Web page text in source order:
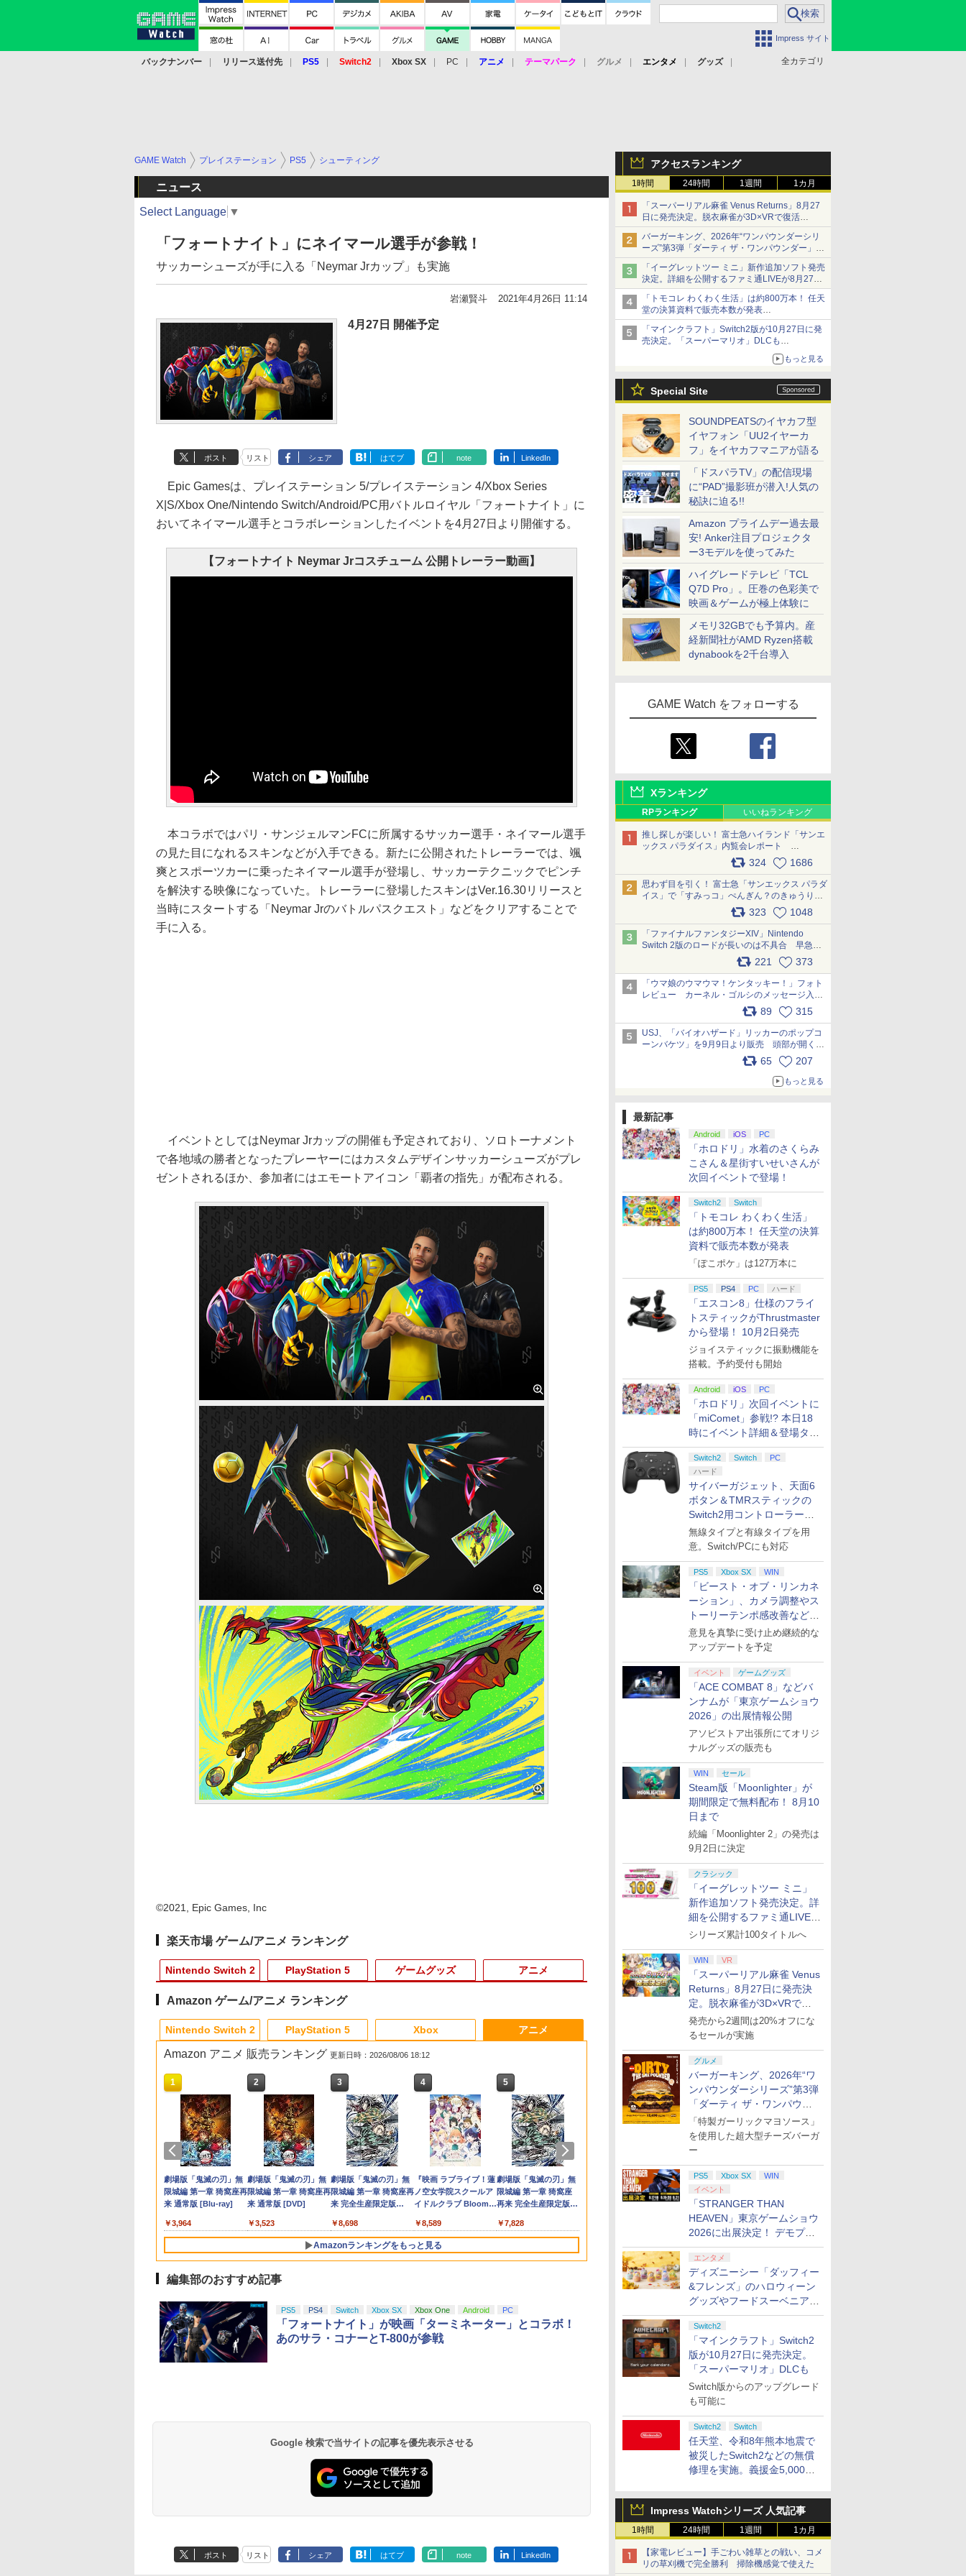
Impress サイト
全カテゴリ
バックナンバー リリース送付先 PS5 Switch2 Xbox SX PC アニメ テーマパーク グルメ エンタメ
グッズ
アクセスランキング
1時間 24時間 1週間 1カ月
「スーパーリアル麻雀 Venus Returns」8月27
日に発売決定。脱衣麻雀が3D×VRで復活
発売から2週間は20%オフになるセールが実施
バーガーキング、2026年“ワンパウンダーシリ
ーズ”第3弾「ダーティ ザ・ワンパウンダー」を
8月7日発売
「特製ガーリックマヨソース」を使用した超大
型チーズバーガー
「イーグレットツー ミニ」新作追加ソフト発売
決定。詳細を公開するファミ通LIVEが8月27日
20時から配信
シリーズ累計100タイトルへ
「トモコレ わくわく生活」は約800万本！ 任天
堂の決算資料で販売本数が発表
「ぽこポケ」は127万本に
「マインクラフト」Switch2版が10月27日に発
売決定。「スーパーマリオ」DLCも
Switch版からのアップグレードも可能に
もっと見る
Special Site
SOUNDPEATSのイヤカフ型
イヤフォン「UU2イヤーカ
フ」をイヤカフマニアが語る
「ドスパラTV」の配信現場
に“PAD”撮影班が潜入!人気の
秘訣に迫る!!
Amazon プライムデー過去最
安! Anker注目プロジェクタ
ー3モデルを使ってみた
ハイグレードテレビ「TCL
Q7D Pro」。圧巻の色彩美で
映画＆ゲームが極上体験に
メモリ32GBでも予算内。産
経新聞社がAMD Ryzen搭載
dynabookを2千台導入
GAME Watch をフォローする
Xランキング
RPランキング いいねランキング
推し探しが楽しい！ 富士急ハイランド「サンエ
ックス パラダイス」内覧会レポート
324 1686
思わず目を引く！ 富士急「サンエックス パラダ
イス」で「すみっコ」ぺんぎん？のきゅうりド
ッグを食べてみた イラストそのままのメニュ
ー化に挑戦。これが意外にもおいしい
pic.x.com/Kgl04hZaeg
323 1048
「ファイナルファンタジーXIV」Nintendo
Switch 2版のロードが長いのは不具合 早急に
アップデートできるよう対応中221 373
「ウマ娘のウマウマ！ケンタッキー！」フォト
レビュー カーネル・ゴルシのメッセージ入り
パッケージや描き下ろしトレカなどが登場
89 315
USJ、「バイオハザード」リッカーのポップコ
ーンバケツ」を9月9日より販売 頭部が開く仕
組み。味は恐怖を堪のう「味噌フレーバー」
65 207
もっと見る
最新記事
Android iOS PC
「ホロドリ」水着のさくらみ
こさん＆星街すいせいさんが
次回イベントで登場！
Switch2 Switch
「トモコレ わくわく生活」
は約800万本！ 任天堂の決算
資料で販売本数が発表
「ぽこポケ」は127万本に
PS5 PS4 PC ハード
「エスコン8」仕様のフライ
トスティックがThrustmaster
から登場！ 10月2日発売
ジョイスティックに振動機能を
搭載。予約受付も開始
Android iOS PC
「ホロドリ」次回イベントに
「miComet」参戦!? 本日18
時にイベント詳細＆登場タレ
ント公開
Switch2 Switch
PC
ハード
サイバーガジェット、天面6
ボタン＆TMRスティックの
Switch2用コントローラーを9
月下旬発売！
無線タイプと有線タイプを用
意。Switch/PCにも対応
PS5 Xbox SX WIN
「ビースト・オブ・リンカネ
ーション」、カメラ調整やス
トーリーテンポ感改善などの
アプデを1週間以内に実施
意見を真摯に受け止め継続的な
アップデートを予定
イベント ゲームグッズ
「ACE COMBAT 8」などバ
ンナムが「東京ゲームショウ
2026」の出展情報公開
アソビストア出張所にてオリジ
ナルグッズの販売も
WIN セール
Steam版「Moonlighter」が
期間限定で無料配布！ 8月10
日まで
続編「Moonlighter 2」の発売は
9月2日に決定
クラシック
「イーグレットツー ミニ」
新作追加ソフト発売決定。詳
細を公開するファミ通LIVEが
8月27日20時から配信
シリーズ累計100タイトルへ
WIN VR
「スーパーリアル麻雀 Venus
Returns」8月27日に発売決
定。脱衣麻雀が3D×VRで復
活
発売から2週間は20%オフにな
るセールが実施
グルメ
バーガーキング、2026年“ワ
ンパウンダーシリーズ”第3弾
「ダーティ ザ・ワンパウン
ダー」を8月7日発売
「特製ガーリックマヨソース」
を使用した超大型チーズバーガ
ー
PS5 Xbox SX
WIN
イベント
「STRANGER THAN
HEAVEN」東京ゲームショウ
2026に出展決定！ デモプレ
イや体験型展示も
エンタメ
ディズニーシー「ダッフィー
&フレンズ」のハロウィーン
グッズやフードスーベニアが
8月25日より発売
Switch2
「マインクラフト」Switch2
版が10月27日に発売決定。
「スーパーマリオ」DLCも
Switch版からのアップグレード
も可能に
Switch2 Switch
任天堂、令和8年熊本地震で
被災したSwitch2などの無償
修理を実施。義援金5,000万
Impress Watchシリーズ 人気記事
1時間 24時間 1週間 1カ月
【家電レビュー】手ごわい雑草との戦い、コメ
リの草刈機で完全勝利 掃除機感覚で使えた
GAME Watch プレイステーション PS5 シューティング
ニュース
Select Language ▼
「フォートナイト」にネイマール選手が参戦！
サッカーシューズが手に入る「Neymar Jrカップ」も実施
岩瀬賢斗 2021年4月26日 11:14
4月27日 開催予定
ポスト リスト シェア はてブ note LinkedIn
Epic Gamesは、プレイステーション 5/プレイステーション 4/Xbox Series
X|S/Xbox One/Nintendo Switch/Android/PC用バトルロイヤル「フォートナイト」に
おいてネイマール選手とコラボレーションしたイベントを4月27日より開催する。
【フォートナイト Neymar Jrコスチューム 公開トレーラー動画】
本コラボではパリ・サンジェルマンFCに所属するサッカー選手・ネイマール選手
の見た目になれるスキンなどが入手できる。新たに公開されたトレーラーでは、颯
爽とスポーツカーに乗ったネイマール選手が登場し、サッカーテクニックでピンチ
を解決する映像になっていた。トレーラーに登場したスキンはVer.16.30リリースと
当時にスタートする「Neymar Jrのバトルパスクエスト」などをクリアすることで
手に入る。
イベントとしてはNeymar Jrカップの開催も予定されており、ソロトーナメント
で各地域の勝者となったプレーヤーにはカスタムデザインサッカーシューズがプレ
ゼントされるほか、参加者にはエモートアイコン「覇者の指先」が配布される。
©2021, Epic Games, Inc
楽天市場 ゲーム/アニメ ランキング
Nintendo Switch 2
1
eFootball(TM) Kick-
Off! 【Switch2】
RL205-J1
￥3,600
2
アンサー Switch2/PC
用 miniコントローラ
ー ブラック [ANS-
SW200BK]
￥4,370
3
ドラゴンクエストXI
過ぎ去りし時を求めて
S Switch2版
￥4,930
4
ホリ Switch2 星のカー
ビィ ぬいポーチ for
Nintendo Switch 2 カ
ービィ
￥4,980
スクウェア・エニック
ス 【Switch2】FINAL
FANTASY VII
REBIRTH [POT-P-
ABMTA NSW2 ファイ
ナルファンタジ-7 リ
バ-ス]
￥5,920
ペルソナ3 リロード
7
ゼノブレイド ディフィ
ニティブ・エディショ
￥6,480
8
スプラトゥーン レイダ
ース [Nintendo
￥6,550
PlayStation 5
1
PS5 スティックカバー
コントローラー 交換用
スティックキャップ
PS4 コントローラー /
PS5 コントローラー /
PS5 コントローラー
Edge ハンドル 交換用
周辺機器 ホコリ防止 全
取付簡単 DualSense
ック 2個入
￥630
2
SALE プロフリーク チ
ーキー フリーク2 限定
クリアカラー PRO
FREAK Cheeky モデル
V2 PS5 PS4 NS pro凹
型 FPS 無段階高さ調節
profreek PS4 PS5
nintendo switchプロ
のみ送料無料】しまリ
ス堂※箱壊れによる返
品交換はお受けできま
￥2,490
3
がんばれゴエモン大集
合！ PS5版
￥4,889
4
【店内全品P10倍 8/4〜
要エントリー】【中
古】[PS5] Clair
Obscur: Expedition
33(クレール・オブスキ
ュール:エクスペディシ
ョン 33) Kepler
Interactive(20250424)
￥5,580
コナミデジタルエンタ
テインメント 【封入特
典付】【PS5】METAL
GEAR SOLID:
MASTER
COLLECTION Vol.2
[ELJM-30900 PS5 メタ
ルギアソリッド マス
￥5,610
ファイナルファンタジ
7
【特典】ドラゴンクエ
ストI＆II PS5版(40周
￥6,602
8
【中古】 ゲームソフト
通常版 バイオハザード
ELJM-30814【飾磨
店】【代金引換不可・
ト投函】
￥6,680
ゲームグッズ
1
【中古】劇場版マクロ
スF~イツワリノウタヒ
メ~ Blu-ray Disc (PS3
専用ソフト収録) ハイ
ブリッドパック
￥386
2
Newスーパーマリオブ
ラザーズWii ノコノコ
エアホッケー
￥1,254
3
ペルソナ5 ザ・ロイヤ
ル 主人公×ぶくぶ ぬ
いぐるみマスコット
07.魅力 ランク1
￥2,200
4
Switch2 ケース スイッ
チ2 Nintendo 対応 ス
イッチ スイッチツー
名入れ かわいい ニン
テンドースイッチ カバ
ー ポーチ switch Lite
新型 本体 ジョイコン
ソフト ケーブル 収納
ス ギフト クリスマス
プレゼント 送料無料
￥1,300
ゲーム機 本体 脳を鍛
える大人の娯楽ゲーム
4タイトル収録 HDMI
差すだけ ワイヤレスコ
ントローラー 付き 麻
雀 将棋 脳トレ ゲーム
イーハトーヴォ物語 サ
ラブレッドブリーダー
便送料無料】
￥4,980
【送料無料】【新品】ゼルダの伝説 ブレスオブザワイルド
-Nintendo Switch【任天堂】
7
[Switch 2] ぽこ あ ポケモン エキスパンショ
ンロード版）※3,200ポイントまでご利用可
アニメ
1
【中古】ファインディ
ング・ドリー
MovieNEX [純正ブルー
レイ＋純正ケース]
￥1,080
2
【中古】【未使用品】
塔の上のラプンツェル
[DVDのみ]
￥3,280
3
宮崎駿と青サギと… ～
「君たちはどう生きる
か」への道～【Blu-
ray】 [ (ドキュメンタ
リー) ]
￥3,722
4
アニプレックス ブル
ーレイディスク 劇場
版「鬼滅の刃」無限列
車編 通常版
￥4,400
羅小黒戦記2 ぼくらが
望む未来(通常版)
【Blu-ray】 [ 花澤香菜
￥4,976
この世界の（さらにい
7
OVA版ロードス島戦記
デジタルリマスター
【Blu-ray】 [ 草尾毅 ]
￥10,560
8
【楽天ブックス限定配
送BOX】【楽天ブック
刃」無限城編 第一章 猗
窩座再来(完全生産限定
+イベント抽選権+描き
下ろし色紙) [ 吾峠呼世
晴 ]
￥11,000
Amazon ゲーム/アニメ ランキング
Nintendo Switch 2
1
スプラトゥーン レイダ
ース|オンラインコード
版
￥5,832
2
スプラトゥーン レイダ
ース -Switch2
￥6,455
3
Nintendo Switch 2(日
本語・国内専用)
￥55,603
4
ニンテンドープリペイ
ド番号 9000円|オンラ
インコード版
￥9,000
5
ニンテンドープリペイ
ド番号 5000円|オンラ
インコード版
￥5,000
ニンテンドープリペイ
ド番号 1000円|オンラ
インコード版
ニンテンドープリペイ
ド番号 500円|オンライ
ンコード版
￥500
ニンテンドープリペイ
インコード版
￥2,000
PlayStation 5
1
PlayStation 5 デジタ
ル・エディション 日本
語専用 Console
only (CFI-2200B01)
￥55,000
2
Beast of
Reincarnation -PS5
【特典】プロダクトコ
￥7,286
3
【純正品】ディスクド
ライブ(CFI-ZDD1J)
PlayStation 5
￥11,849
4
【純正品】DualSense
ワイヤレスコントロー
ラー ミッドナイト ブ
￥10,737
5
【純正品】DualSense
ワイヤレスコントロー
ラー(CFI-ZCT2J)
￥10,737
プレイステーション ス
トアチケット 10,000円|
オンラインコード版
【PS5】進撃の巨人３
【メーカー特典あり】
【早期購入特典】「キ
ャラクターエディット
パーツ：自由の翼パー
カー」DLC 同梱
￥9,680
PlayStation 5 デジタ
語専用 (CFI-2200B01)
+ ディスクドライブ
(CFI-ZDD1J) セット
￥66,849
Xbox
1
【純正品】Xbox ワイ
ヤレス コントローラー
+ USB-C® ケーブル
￥8,300
2
Xbox プリペイドカー
ド 5,000円 デジタルコ
ード 【旧 Xbox ギフト
コード]
￥5,000
3
【純正品】Xbox ワイ
ヤレス コントローラー
(ロボット ホワイト)
￥7,681
4
【純正品】Xbox 充電
式バッテリー + USB-C
ケーブル
￥2,618
5
【純正品】Xbox ワイ
ヤレス コントローラー
(カーボンブラック)
￥8,020
【純正品】Xbox Elite
ワイヤレス コントロー
ラー Series 2 Core
【国内正規品】
Thrustmaster スラス
トマスター TH8S シフ
ター - PC、PS4、
PS5、PS5 Pro、Xbox
One、Xbox Series X|S
対応の高精度 H パター
ン シフター
￥14,141
Xbox プリペイドカー
ード 【旧 Xbox ギフト
カード】 [オンライン
コード]
￥2,000
アニメ
Amazon アニメ 販売ランキング 更新日時：2026/08/06 18:12
1
劇場版「鬼滅の刃」無
限城編 第一章 猗窩座再
来 通常版 [Blu-ray]
￥3,964
2
劇場版「鬼滅の刃」無
限城編 第一章 猗窩座再
来 通常版 [DVD]
￥3,523
3
劇場版「鬼滅の刃」無
限城編 第一章 猗窩座再
来 完全生産限定版
￥8,698
4
『映画 ラブライブ！蓮
ノ空女学院スクールア
イドルクラブ Bloom
ray（特装限定版）
￥8,589
5
劇場版「鬼滅の刃」無
限城編 第一章 猗窩座
再来 完全生産限定版
￥7,828
ヤマトよ永遠に
REBEL3199 7 [Blu-
【Amazon.co.jp限
定】劇場版「僕の心の
ヤバイやつ」 Blu-
ray（Amazon.co.jp特
典：Blu-rayスリーブケ
ース） [Blu-ray]
￥8,800
【Amazon.co.jp限
パースター!! Liella!
7th LoveLive! ～Fly!
MUSIC WORLD♪～
Blu-ray BOX - Liella!
￥27,500
Amazonランキングをもっと見る
編集部のおすすめ記事
PS5 PS4 Switch Xbox SX Xbox One Android PC
「フォートナイト」が映画「ターミネーター」とコラボ！
あのサラ・コナーとT-800が参戦
Google 検索で当サイトの記事を優先表示させる
ポスト リスト シェア はてブ note LinkedIn